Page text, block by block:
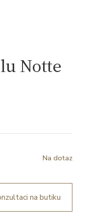
Notte
Na dotaz
na butiku